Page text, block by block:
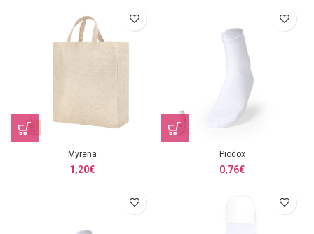
Myrena
1,20€
Piodox
0,76€